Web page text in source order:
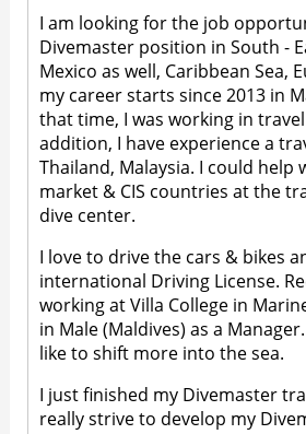
I am looking for the job
Divemaster position in South -
Mexico as well, Caribbean Sea,
my career starts since 2013 in
that time, I was working in
addition, I have experience a
Thailand, Malaysia. I could help
market & CIS countries at the
dive center.
I love to drive the cars & bikes
international Driving License.
working at Villa College in
in Male (Maldives) as a
like to shift more into the sea.
I just finished my Divemaster
really strive to develop my